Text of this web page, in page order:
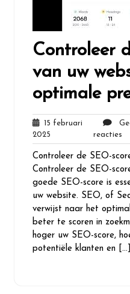
Controleer
van uw
optimale
15 februari
2025
februari
2025
reacties
Controleer de SEO-
Controleer de SEO-
goede SEO-score is
uw website. SEO, of
verwijst naar het
beter te scoren in
hoger uw SEO-score,
potentiële klanten en […]